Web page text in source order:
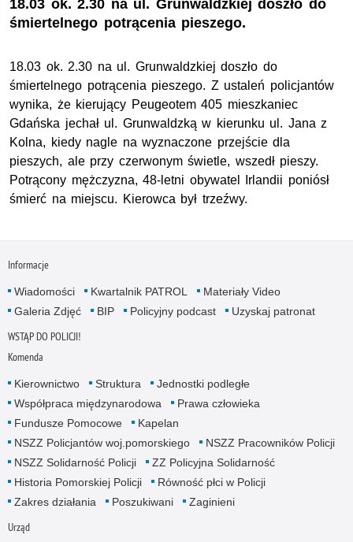
18.03 ok. 2.30 na ul. Grunwaldzkiej doszło do
śmiertelnego potrącenia pieszego.
18.03 ok. 2.30 na ul. Grunwaldzkiej doszło do
śmiertelnego potrącenia pieszego. Z ustaleń policjantów
wynika, że kierujący Peugeotem 405 mieszkaniec
Gdańska jechał ul. Grunwaldzką w kierunku ul. Jana z
Kolna, kiedy nagle na wyznaczone przejście dla
pieszych, ale przy czerwonym świetle, wszedł pieszy.
Potrącony mężczyzna, 48-letni obywatel Irlandii poniósł
śmierć na miejscu. Kierowca był trzeźwy.
Informacje
Wiadomości Kwartalnik PATROL
Materiały Video
Galeria Zdjęć
BIP Policyjny podcast Uzyskaj patronat
WSTĄP DO POLICJI!
Komenda
Kierownictwo Struktura
Jednostki podległe
Współpraca międzynarodowa
Prawa człowieka
Fundusze Pomocowe
Kapelan
NSZZ Policjantów woj.pomorskiego
NSZZ Pracowników Policji
NSZZ Solidarność Policji
ZZ Policyjna Solidarność
Historia Pomorskiej Policji
Równość płci w Policji
Zakres działania
Poszukiwani Zaginieni
Urząd